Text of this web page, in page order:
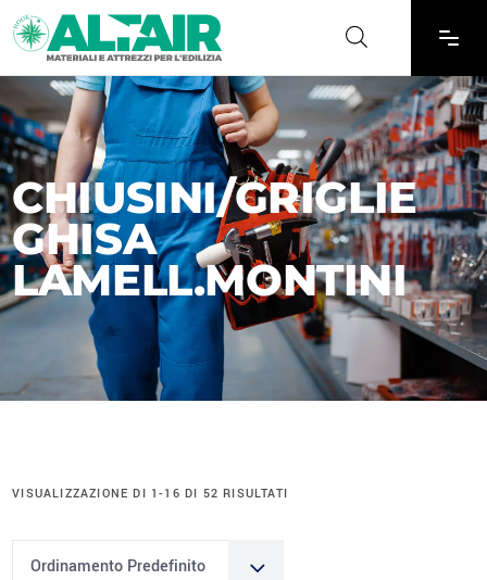
CHIUSINI/GRIGLIE
GHISA
LAMELL.MONTINI
VISUALIZZAZIONE DI 1-16 DI 52 RISULTATI
Ordinamento Predefinito